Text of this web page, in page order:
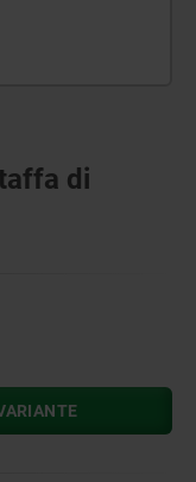
di